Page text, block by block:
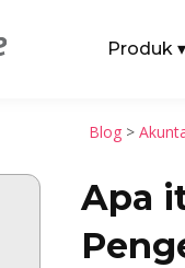
Produk ▾
Blog >
Apa